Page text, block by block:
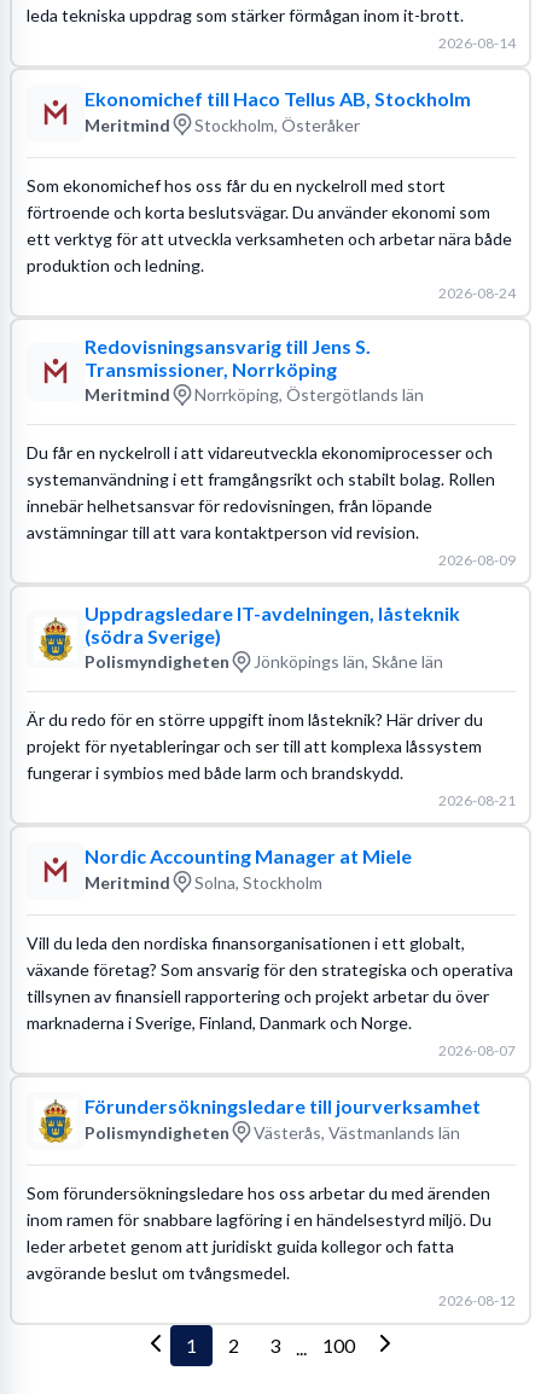
leda tekniska uppdrag som stärker förmågan inom it-brott.
2026-08-14
Ekonomichef till Haco Tellus AB, Stockholm
Meritmind Stockholm, Österåker
Som ekonomichef hos oss får du en nyckelroll med stort
förtroende och korta beslutsvägar. Du använder ekonomi som
ett verktyg för att utveckla verksamheten och arbetar nära både
produktion och ledning.
2026-08-24
Redovisningsansvarig till Jens S.
Transmissioner, Norrköping
Meritmind Norrköping, Östergötlands län
Du får en nyckelroll i att vidareutveckla ekonomiprocesser och
systemanvändning i ett framgångsrikt och stabilt bolag. Rollen
innebär helhetsansvar för redovisningen, från löpande
avstämningar till att vara kontaktperson vid revision.
2026-08-09
Uppdragsledare IT-avdelningen, låsteknik
(södra Sverige)
Polismyndigheten Jönköpings län, Skåne län
Är du redo för en större uppgift inom låsteknik? Här driver du
projekt för nyetableringar och ser till att komplexa låssystem
fungerar i symbios med både larm och brandskydd.
2026-08-21
Nordic Accounting Manager at Miele
Meritmind Solna, Stockholm
Vill du leda den nordiska finansorganisationen i ett globalt,
växande företag? Som ansvarig för den strategiska och operativa
tillsynen av finansiell rapportering och projekt arbetar du över
marknaderna i Sverige, Finland, Danmark och Norge.
2026-08-07
Förundersökningsledare till jourverksamhet
Polismyndigheten Västerås, Västmanlands län
Som förundersökningsledare hos oss arbetar du med ärenden
inom ramen för snabbare lagföring i en händelsestyrd miljö. Du
leder arbetet genom att juridiskt guida kollegor och fatta
avgörande beslut om tvångsmedel.
2026-08-12
1 2 3 ... 100